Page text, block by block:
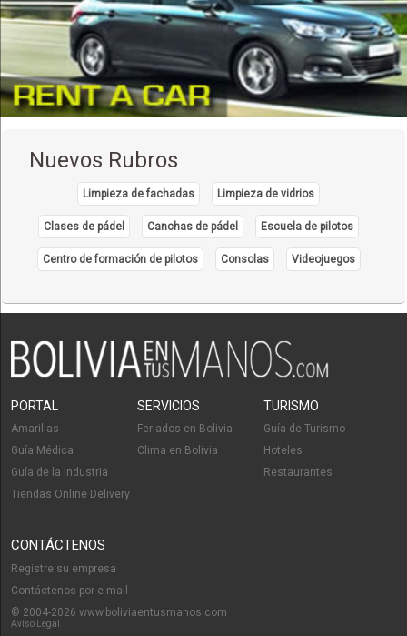
Nuevos Rubros
Limpieza de fachadas Limpieza de vidrios
Clases de pádel Canchas de pádel Escuela de pilotos
Centro de formación de pilotos Consolas Videojuegos
PORTAL
Amarillas
Guía Médica
Guía de la Industria
Tiendas Online Delivery
SERVICIOS
Feriados en Bolivia
Clima en Bolivia
TURISMO
Guía de Turismo
Hoteles
Restaurantes
CONTÁCTENOS
Registre su empresa
Contáctenos por e-mail
© 2004-2026 www.boliviaentusmanos.com
Aviso Legal